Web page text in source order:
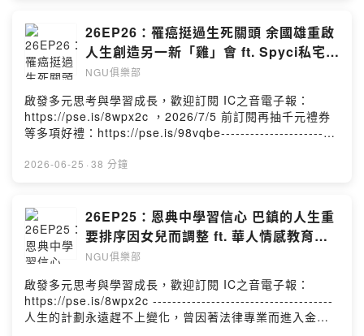
文，後來自行創業，切入新娘造型的市場，另一方面也藉
由媒體打響知名度，不眠不休成就一番事業。成為經營者
的黃馬琍，對於市場的敏銳度極高，所以很早就帶領企業
轉型，從美髮造型轉入Spa產業，但也因為之前的疫情一度
面臨經營挑戰，所幸在電視購物興起的浪潮中平安度過並
為企業積累資產，她永不放棄靠著信仰的力量，在面對所
有問題與狀況時，告訴自己「我願意」，接受挑戰並克服
重重困難。-------------------------------------企劃 | 王涵製
作 | 王涵
26EP26：罹癌挺過生死關頭 余國雄重啟
人生創造另一新「雞」會 ft. Spyci私宅咖
喱炸雞店創辦人 余國雄
NGU俱樂部
啟發多元思考與學習成長，歡迎訂閱 IC之音電子報：
https://pse.is/8wpx2c ，2026/7/5 前訂閱再抽千元禮券
等多項好禮：https://pse.is/98vqbe------------------------
定居、工作，原本從事高科技業的他，在忙碌工作壓力
現，他痊癒並存活下來。癒後人生讓余國雄也有了不同省
思，他決定轉換跑道，創業開炸雞店，但初期並不順利，
甚至即將賠光積蓄，但他不放棄，繼續努力調整口味、研
發醬料，在偶然的機遇下，他的店被媒體報導而一炮成
名，生意也隨之翻轉變得越來越好。有了全新人生的余國
雄，現在有更多時間陪伴家人，也能繼續開心地做著自己
喜歡的料理。-------------------------------------企劃 | 李翊
嘉製作 | 李翊嘉、王涵
2026-06-25 · 38 分鐘
26EP25：恩典中學習信心 巴鎮的人生重
要排序因女兒而調整 ft. 華人情感教育發
展協會常務理事 巴鎮
NGU俱樂部
啟發多元思考與學習成長，歡迎訂閱 IC之音電子報：
https://pse.is/8wpx2c -------------------------------------
人生的計劃永遠趕不上變化，曾因著法律專業而進入金融